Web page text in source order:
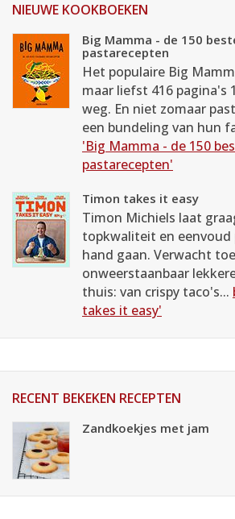
NIEUWE KOOKBOEKEN
Big Mamma - de 150
pastarecepten
Het populaire Big
maar liefst 416 pagina's
weg. En niet zomaar
een bundeling van hun
'Big Mamma - de 150
pastarecepten'
Timon takes it easy
Timon Michiels laat
topkwaliteit en eenvoud
hand gaan. Verwacht
onweerstaanbaar
thuis: van crispy taco's...
takes it easy'
RECENT BEKEKEN RECEPTEN
Zandkoekjes met jam